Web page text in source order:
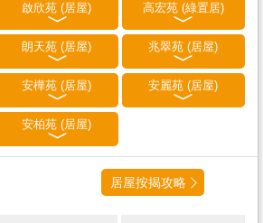
啟欣苑 (居屋) 高宏苑 (綠置居)
朗天苑 (居屋) 兆翠苑 (居屋)
安樺苑 (居屋) 安麗苑 (居屋)
安柏苑 (居屋)
居屋按揭攻略